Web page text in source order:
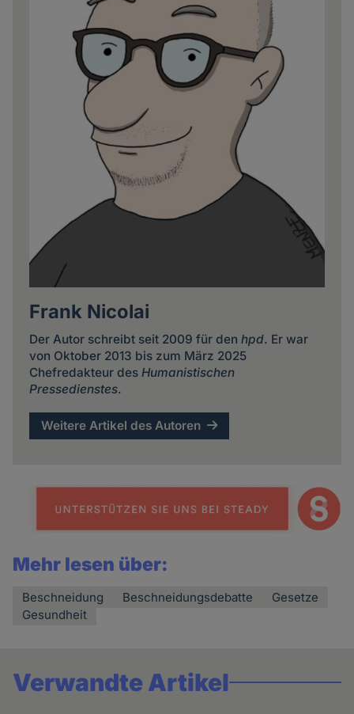
Frank Nicolai
Der Autor schreibt seit 2009 für den hpd. Er war
von Oktober 2013 bis zum März 2025
Chefredakteur des Humanistischen
Pressedienstes.
Weitere Artikel des Autoren
Mehr lesen über:
Beschneidung Beschneidungsdebatte
Gesetze
Gesundheit
Verwandte Artikel